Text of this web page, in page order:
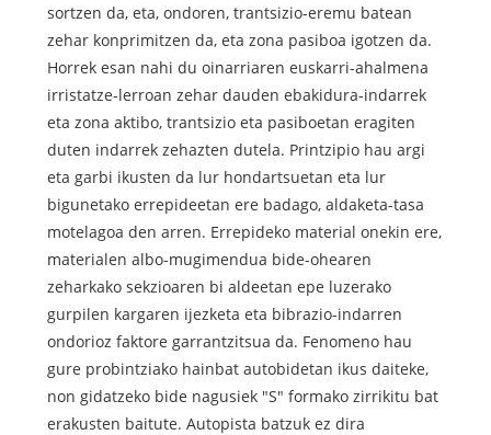
sortzen da, eta, ondoren, trantsizio-eremu batean
zehar konprimitzen da, eta zona pasiboa igotzen da.
Horrek esan nahi du oinarriaren euskarri-ahalmena
irristatze-lerroan zehar dauden ebakidura-indarrek
eta zona aktibo, trantsizio eta pasiboetan eragiten
duten indarrek zehazten dutela. Printzipio hau argi
eta garbi ikusten da lur hondartsuetan eta lur
bigunetako errepideetan ere badago, aldaketa-tasa
motelagoa den arren. Errepideko material onekin ere,
materialen albo-mugimendua bide-ohearen
zeharkako sekzioaren bi aldeetan epe luzerako
gurpilen kargaren ijezketa eta bibrazio-indarren
ondorioz faktore garrantzitsua da. Fenomeno hau
gure probintziako hainbat autobidetan ikus daiteke,
non gidatzeko bide nagusiek "S" formako zirrikitu bat
erakusten baitute. Autopista batzuk ez dira